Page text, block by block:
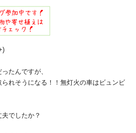
たんですが、
れそうになる！！無灯火の車はビュンビ
でしたか？